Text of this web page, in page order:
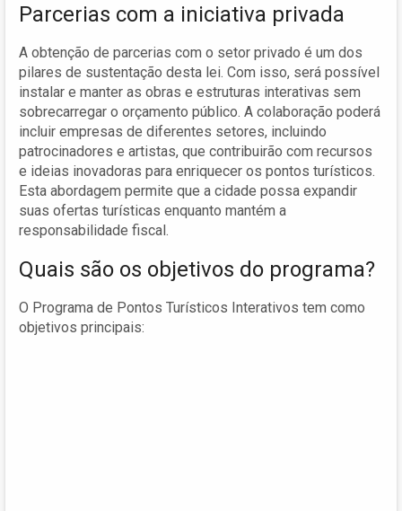
Parcerias com a iniciativa privada
A obtenção de parcerias com o setor privado é um dos
pilares de sustentação desta lei. Com isso, será possível
instalar e manter as obras e estruturas interativas sem
sobrecarregar o orçamento público. A colaboração poderá
incluir empresas de diferentes setores, incluindo
patrocinadores e artistas, que contribuirão com recursos
e ideias inovadoras para enriquecer os pontos turísticos.
Esta abordagem permite que a cidade possa expandir
suas ofertas turísticas enquanto mantém a
responsabilidade fiscal.
Quais são os objetivos do programa?
O Programa de Pontos Turísticos Interativos tem como
objetivos principais: